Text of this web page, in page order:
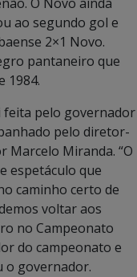
O Novo ainda
ao segundo gol e
2×1 Novo.
pantaneiro que
1984.
feita pelo governador
pelo diretor-
Marcelo Miranda. “O
espetáculo que
caminho certo de
voltar aos
no Campeonato
do campeonato e
o governador.